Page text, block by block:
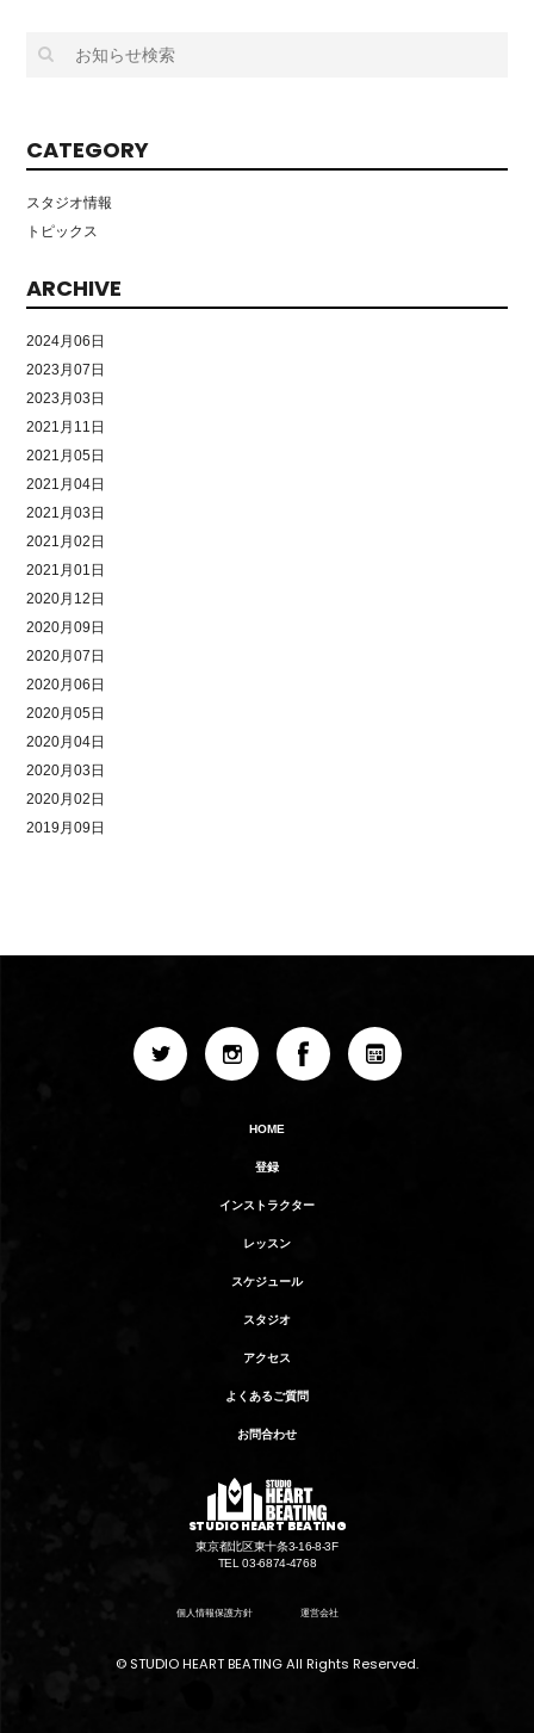
CATEGORY
スタジオ情報
トピックス
ARCHIVE
2024月06日
2023月07日
2023月03日
2021月11日
2021月05日
2021月04日
2021月03日
2021月02日
2021月01日
2020月12日
2020月09日
2020月07日
2020月06日
2020月05日
2020月04日
2020月03日
2020月02日
2019月09日
HOME
登録
インストラクター
レッスン
スケジュール
スタジオ
アクセス
よくあるご質問
お問合わせ
STUDIO HEART BEATING
東京都北区東十条3-16-8-3F
TEL 03-6874-4768
個人情報保護方針 運営会社
© STUDIO HEART BEATING All Rights Reserved.